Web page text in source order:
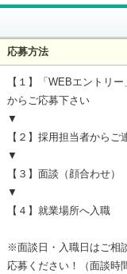
応募方法
【１】「WEBエントリ
からご応募下さい
▼
【２】採用担当者からご
▼
【３】面談（顔合わせ）
▼
【４】就業場所へ入職
※面談日・入職日はご相
応募ください！（面談時